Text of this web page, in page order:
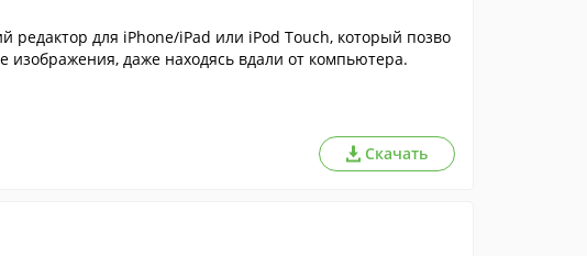
для iPhone/iPad или iPod Touch, который позво
изображения, даже находясь вдали от компьютера.
Скачать